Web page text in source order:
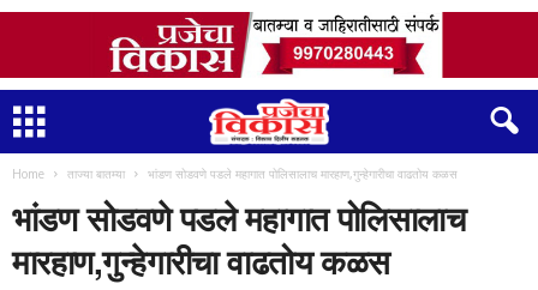
Home ताज्या बातम्या भांडण सोडवणे पडले महागात पोलिसालाच मारहाण,गुन्हेगारीचा वाढतोय कळस
भांडण सोडवणे पडले महागात पोलिसालाच
मारहाण,गुन्हेगारीचा वाढतोय कळस